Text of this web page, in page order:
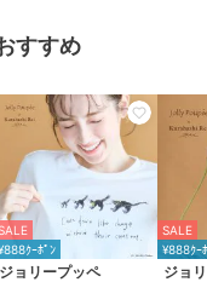
いたように
いてほしい。
すすめ
ｸｰﾎﾟﾝ
ジョリープッペ
SALE
¥888ｸｰ
ジョ